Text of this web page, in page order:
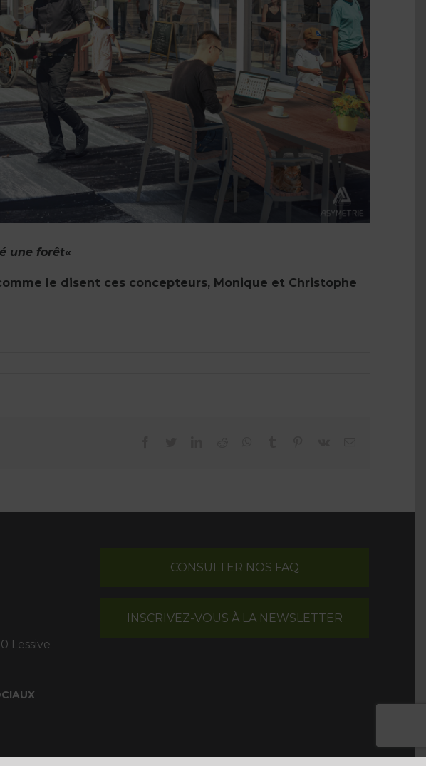
une forêt«
le disent ces concepteurs, Monique et Christophe
Lessive
CONSULTER NOS FAQ
INSCRIVEZ-VOUS À LA NEWSLETTER